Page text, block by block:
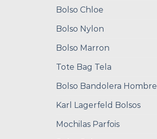
Bolso Chloe
Bolso Nylon
Bolso Marron
Tote Bag Tela
Bolso Bandolera Hombre
Karl Lagerfeld Bolsos
Mochilas Parfois